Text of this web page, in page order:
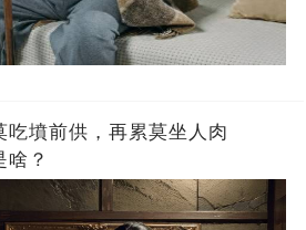
吃墳前供，再累莫坐人肉
啥？